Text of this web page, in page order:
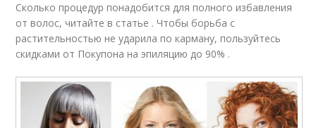
Сколько процедур понадобится для полного избавления
от волос, читайте в статье . Чтобы борьба с
растительностью не ударила по карману, пользуйтесь
скидками от Покупона на эпиляцию до 90% .